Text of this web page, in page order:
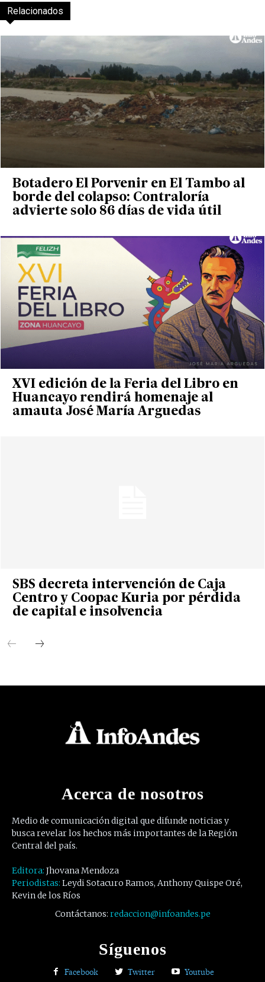
Relacionados
Botadero El Porvenir en El Tambo al
borde del colapso: Contraloría
advierte solo 86 días de vida útil
XVI edición de la Feria del Libro en
Huancayo rendirá homenaje al
amauta José María Arguedas
SBS decreta intervención de Caja
Centro y Coopac Kuria por pérdida
de capital e insolvencia
Acerca de nosotros
Medio de comunicación digital que difunde noticias y
busca revelar los hechos más importantes de la Región
Central del país.
Editora: Jhovana Mendoza
Periodistas: Leydi Sotacuro Ramos, Anthony Quispe Oré,
Kevin de los Ríos
Contáctanos: redaccion@infoandes.pe
Síguenos
Facebook Twitter Youtube